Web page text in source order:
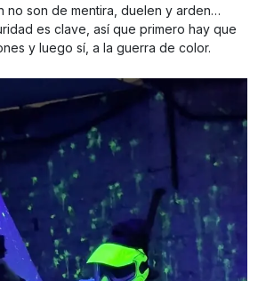
no son de mentira, duelen y arden…
es clave, así que primero hay que
y luego sí, a la guerra de color.